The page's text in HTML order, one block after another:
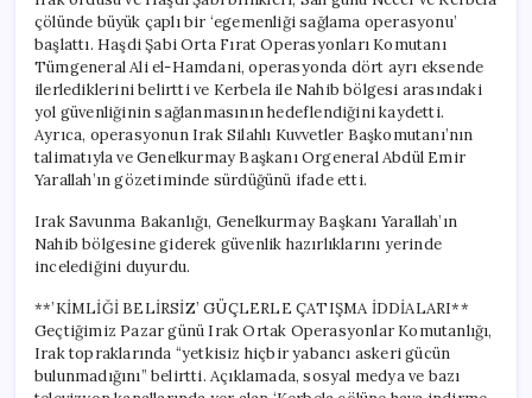
çölünde büyük çaplı bir ‘egemenliği sağlama operasyonu’
başlattı. Haşdi Şabi Orta Fırat Operasyonları Komutanı
Tümgeneral Ali el-Hamdani, operasyonda dört ayrı eksende
ilerlediklerini belirtti ve Kerbela ile Nahib bölgesi arasındaki
yol güvenliğinin sağlanmasının hedeflendiğini kaydetti.
Ayrıca, operasyonun Irak Silahlı Kuvvetler Başkomutanı’nın
talimatıyla ve Genelkurmay Başkanı Orgeneral Abdül Emir
Yarallah’ın gözetiminde sürdüğünü ifade etti.
Irak Savunma Bakanlığı, Genelkurmay Başkanı Yarallah’ın
Nahib bölgesine giderek güvenlik hazırlıklarını yerinde
incelediğini duyurdu.
**’KİMLİĞİ BELİRSİZ’ GÜÇLERLE ÇATIŞMA İDDİALARI**
Geçtiğimiz Pazar günü Irak Ortak Operasyonlar Komutanlığı,
Irak topraklarında “yetkisiz hiçbir yabancı askeri gücün
bulunmadığını” belirtti. Açıklamada, sosyal medya ve bazı